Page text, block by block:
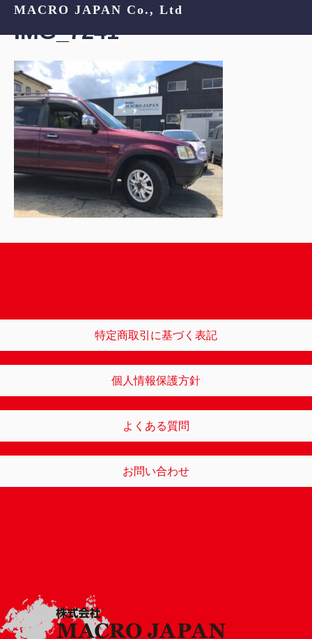
MACRO JAPAN Co., Ltd
IMG_7241
特定商取引に基づく表記
個人情報保護方針
よくある質問
お問い合わせ